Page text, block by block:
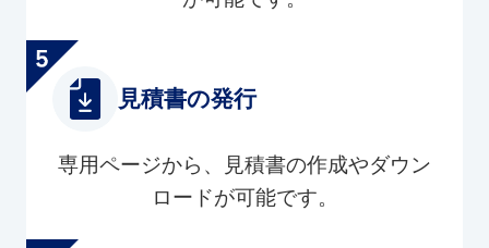
見積書の発行
専用ページから、見積書の作成やダウン
ロードが可能です。